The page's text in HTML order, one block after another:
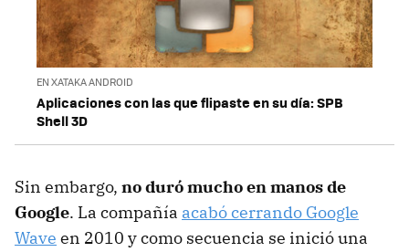
EN XATAKA ANDROID
Aplicaciones con las que flipaste en su día: SPB
Shell 3D
Sin embargo, no duró mucho en manos de
Google. La compañía acabó cerrando Google
Wave en 2010 y como secuencia se inició una